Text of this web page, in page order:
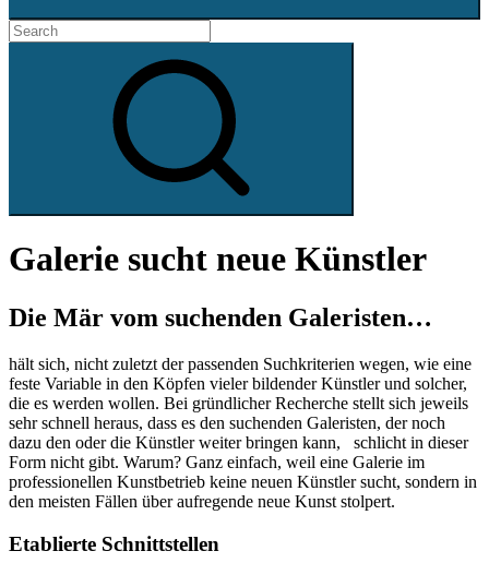
Search
for:
Galerie sucht neue Künstler
Die Mär vom suchenden Galeristen…
hält sich, nicht zuletzt der passenden Suchkriterien wegen, wie eine
feste Variable in den Köpfen vieler bildender Künstler und solcher,
die es werden wollen. Bei gründlicher Recherche stellt sich jeweils
sehr schnell heraus, dass es den suchenden Galeristen, der noch
dazu den oder die Künstler weiter bringen kann, schlicht in dieser
Form nicht gibt. Warum? Ganz einfach, weil eine Galerie im
professionellen Kunstbetrieb keine neuen Künstler sucht, sondern in
den meisten Fällen über aufregende neue Kunst stolpert.
Etablierte Schnittstellen